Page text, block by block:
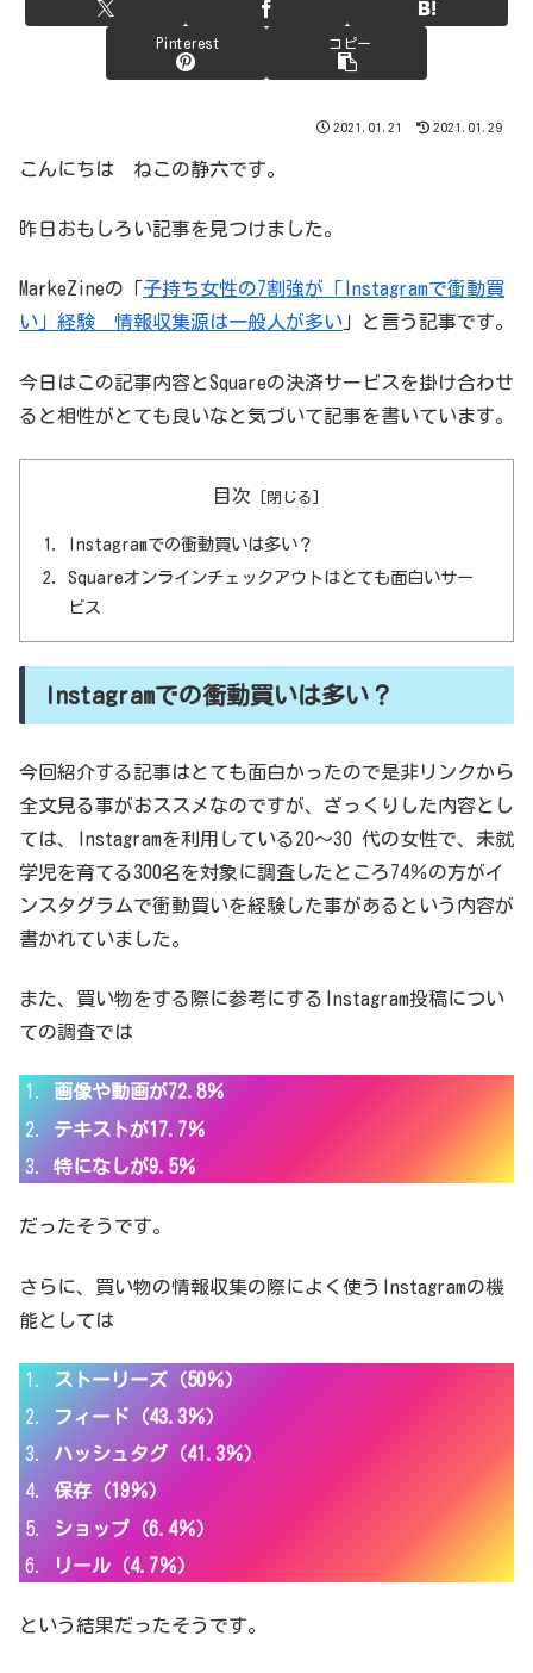
Pinterest コピー
2021.01.21 2021.01.29
こんにちは ねこの静六です。
昨日おもしろい記事を見つけました。
MarkeZineの「子持ち女性の7割強が「Instagramで衝動買
い」経験 情報収集源は一般人が多い 」と言う記事です。
今日はこの記事内容とSquareの決済サービスを掛け合わせ
ると相性がとても良いなと気づいて記事を書いています。
目次
Instagramでの衝動買いは多い？
Squareオンラインチェックアウトはとても面白いサー
ビス
Instagramでの衝動買いは多い？
今回紹介する記事はとても面白かったので是非リンクから
全文見る事がおススメなのですが、ざっくりした内容とし
ては、Instagramを利用している20～30 代の女性で、未就
学児を育てる300名を対象に調査したところ74％の方がイ
ンスタグラムで衝動買いを経験した事があるという内容が
書かれていました。
また、買い物をする際に参考にするInstagram投稿につい
ての調査では
画像や動画が72.8％
テキストが17.7％
特になしが9.5％
だったそうです。
さらに、買い物の情報収集の際によく使うInstagramの機
能としては
ストーリーズ（50％）
フィード（43.3％）
ハッシュタグ（41.3％）
保存（19％）
ショップ（6.4％）
リール（4.7％）
という結果だったそうです。